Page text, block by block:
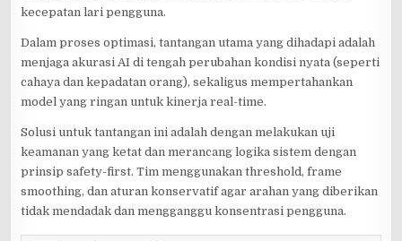
kecepatan lari pengguna.
Dalam proses optimasi, tantangan utama yang dihadapi adalah
menjaga akurasi AI di tengah perubahan kondisi nyata (seperti
cahaya dan kepadatan orang), sekaligus mempertahankan
model yang ringan untuk kinerja real-time.
Solusi untuk tantangan ini adalah dengan melakukan uji
keamanan yang ketat dan merancang logika sistem dengan
prinsip safety-first. Tim menggunakan threshold, frame
smoothing, dan aturan konservatif agar arahan yang diberikan
tidak mendadak dan mengganggu konsentrasi pengguna.